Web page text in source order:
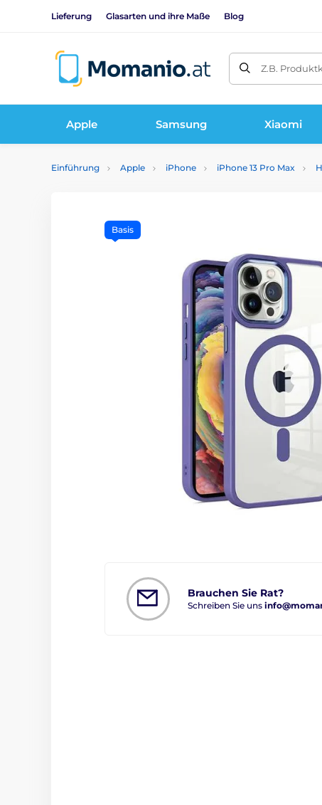
Lieferung Glasarten und ihre Maße Blog
Z.B.
Apple Samsung Xiaomi
Einführung Apple iPhone iPhone 13 Pro Max
Brauchen Sie Rat?
Schreiben Sie uns
Basis